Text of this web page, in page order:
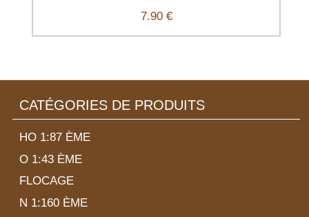
7.90 €
CATÉGORIES DE PRODUITS
HO 1:87 ÈME
O 1:43 ÈME
FLOCAGE
N 1:160 ÈME